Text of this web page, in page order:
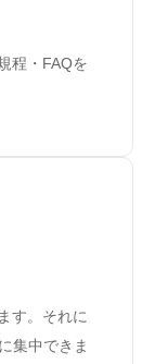
程・FAQを
す。それに
集中できま